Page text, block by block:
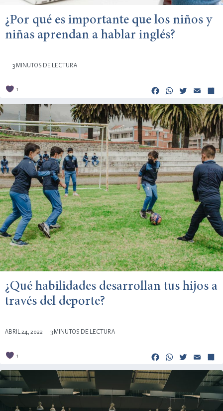
¿Por qué es importante que los niños y
niñas aprendan a hablar inglés?
3 MINUTOS DE LECTURA
1 Facebook
¿Qué habilidades desarrollan tus hijos a
través del deporte?
ABRIL 24, 2022 3 MINUTOS DE LECTURA
1 Facebook